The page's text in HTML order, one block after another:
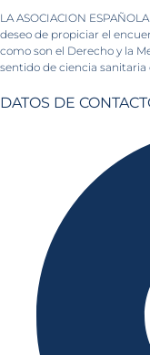
LA ASOCIACION
deseo de propiciar el
como son el Derecho y la
sentido de ciencia sanitaria
DATOS DE